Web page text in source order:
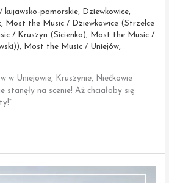
kujawsko-pomorskie, Dziewkowice,
,
Most the Music / Dziewkowice (Strzelce
/ Kruszyn (Sicienko),
Most the Music /
, Most the Music / Uniejów,
w Uniejowie, Kruszynie, Niećkowie
stanęły na scenie! Aż chciałoby się